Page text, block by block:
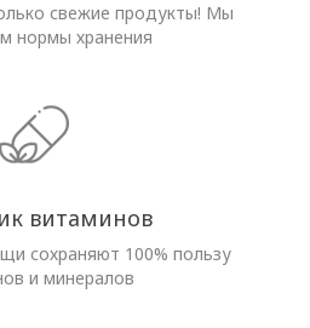
свежие продукты! Мы
нормы хранения
витаминов
сохраняют 100% пользу
и минералов